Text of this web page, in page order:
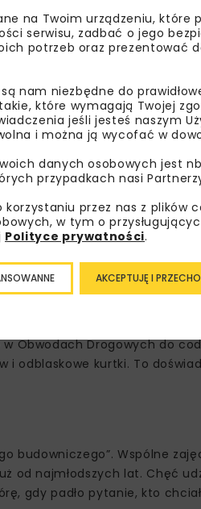
te pytania w prosty sposób
sprawdziły swoją wiedzę
Obwodach Drogowych do
i odblaskowe kurtki. To
budowniczego”. Wspólne
od najmłodszych lat. Chęć
gdy padło pytanie, kto
na Twoim urządzeniu, które
serwisu, zadbać o jego
potrzeb oraz prezentować
nam niezbędne do
które wymagają Twojej
jeśli jesteś naszym
i można ją wycofać w
danych osobowych jest
przypadkach nasi
przez nas z plików
w tym o
Polityce prywatności.
AKCEPTUJĘ I